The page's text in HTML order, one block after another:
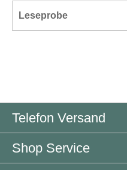
Leseprobe
Telefon Versand
Shop Service